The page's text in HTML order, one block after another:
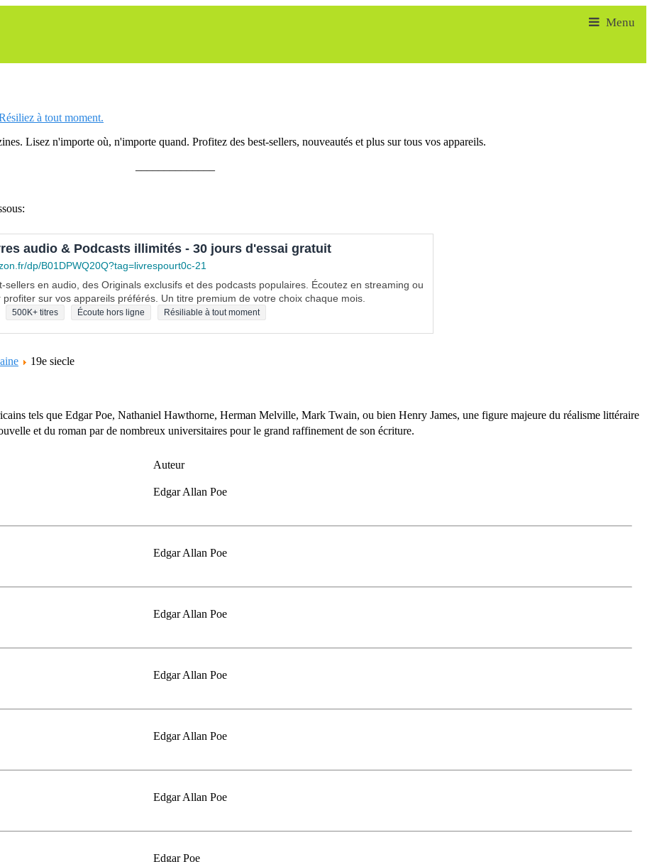
à tout moment.
Lisez n'importe où, n'importe quand. Profitez des best-sellers, nouveautés et plus sur tous vos appareils.
audio & Podcasts illimités - 30 jours d'essai gratuit
dp/B01DPWQ20Q?tag=livrespourt0c-21
sellers en audio, des Originals exclusifs et des podcasts populaires. Écoutez en streaming ou
sur vos appareils préférés. Un titre premium de votre choix chaque mois.
500K+ titres Écoute hors ligne Résiliable à tout moment
19e siecle
tels que Edgar Poe, Nathaniel Hawthorne, Herman Melville, Mark Twain, ou bien Henry James, une figure majeure du réalisme littéraire
et du roman par de nombreux universitaires pour le grand raffinement de son écriture.
Auteur
Edgar Allan Poe
Edgar Allan Poe
Edgar Allan Poe
Edgar Allan Poe
Edgar Allan Poe
Edgar Allan Poe
Edgar Poe